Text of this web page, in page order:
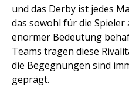
und das Derby ist jedes
das sowohl für die Spieler
enormer Bedeutung
Teams tragen diese
die Begegnungen sind
geprägt.